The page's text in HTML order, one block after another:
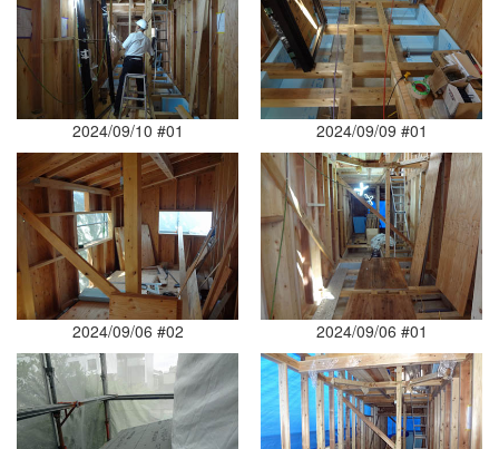
2024/09/10 #01 2024/09/09 #01
2024/09/06 #02 2024/09/06 #01